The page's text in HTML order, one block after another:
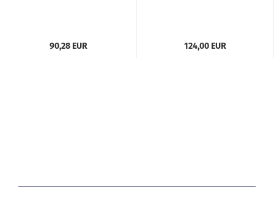
90,28 EUR 124,00 EUR